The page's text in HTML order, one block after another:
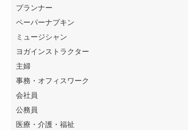
プランナー
ペーパーナプキン
ミュージシャン
ヨガインストラクター
主婦
事務・オフィスワーク
会社員
公務員
医療・介護・福祉